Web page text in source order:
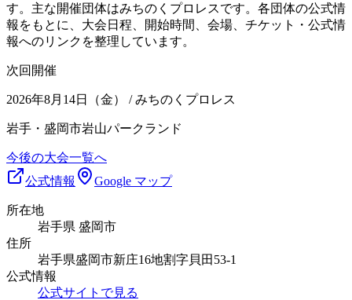
す。主な開催団体はみちのくプロレスです。各団体の公式情
報をもとに、大会日程、開始時間、会場、チケット・公式情
報へのリンクを整理しています。
次回開催
2026年8月14日（金） / みちのくプロレス
岩手・盛岡市岩山パークランド
今後の大会一覧へ
公式情報
Google マップ
所在地
岩手県 盛岡市
住所
岩手県盛岡市新庄16地割字貝田53-1
公式情報
公式サイトで見る